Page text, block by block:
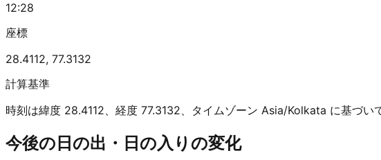
12:28
座標
28.4112, 77.3132
計算基準
時刻は緯度 28.4112、経度 77.3132、タイムゾーン Asia/Kolkata に基づい
今後の日の出・日の入りの変化